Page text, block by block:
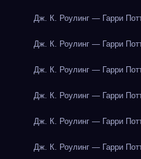
Дж. К. Роулинг — Гарри
Дж. К. Роулинг — Гарри
Дж. К. Роулинг — Гарри
Дж. К. Роулинг — Гарри
Дж. К. Роулинг — Гарри
Дж. К. Роулинг — Гарри